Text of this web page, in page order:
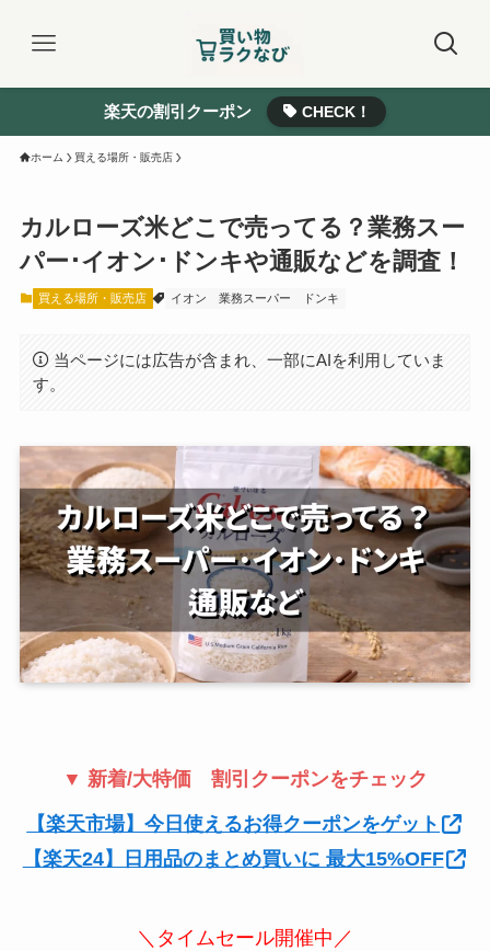
楽天の割引クーポン CHECK！
ホーム 買える場所・販売店
カルローズ米どこで売ってる？業務スー
パー･イオン･ドンキや通販などを調査！
買える場所・販売店 イオン 業務スーパー ドンキ
当ページには広告が含まれ、一部にAIを利用していま
す。
▼ 新着/大特価 割引クーポンをチェック
【楽天市場】今日使えるお得クーポンをゲット
【楽天24】日用品のまとめ買いに 最大15%OFF
＼タイムセール開催中／